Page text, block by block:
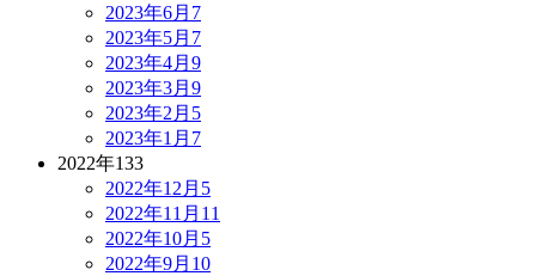
2023年6月 7
2023年5月 7
2023年4月 9
2023年3月 9
2023年2月 5
2023年1月 7
2022年133
2022年12月 5
2022年11月 11
2022年10月 5
2022年9月 10